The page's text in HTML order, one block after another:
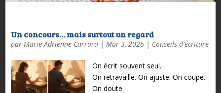
Un concours… mais surtout un regard
par Marie-Adrienne Carrara| Mar 3, 2026| Conseils d'écriture
On écrit souvent seul.
On retravaille. On ajuste. On coupe.
On doute.